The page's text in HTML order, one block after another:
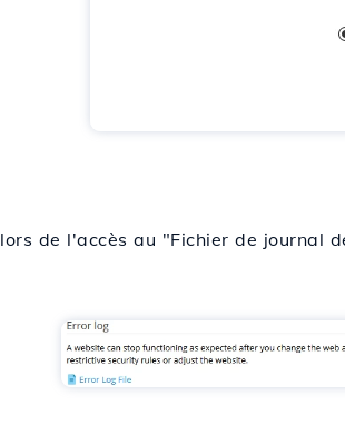
lors de l'accès au "Fichier de journal